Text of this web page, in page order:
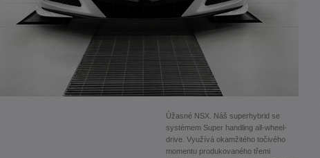
Úžasné NSX. Náš superhybrid se
systémem Super handling all-wheel-
drive. Využívá okamžitého točivého
momentu produkovaného třemi